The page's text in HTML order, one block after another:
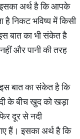
अर्थ है कि आपके
निकट भविष्य में किसी
बात का भी संकेत है
और पानी की तरह
बात का संकेत है कि
के बीच खुद को खड़ा
दूर से नदी
हैं। इसका अर्थ है कि